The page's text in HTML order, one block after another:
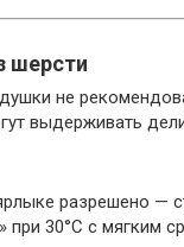
шерсти
не
выдерживать
разрешено —
при 30°C с мягким